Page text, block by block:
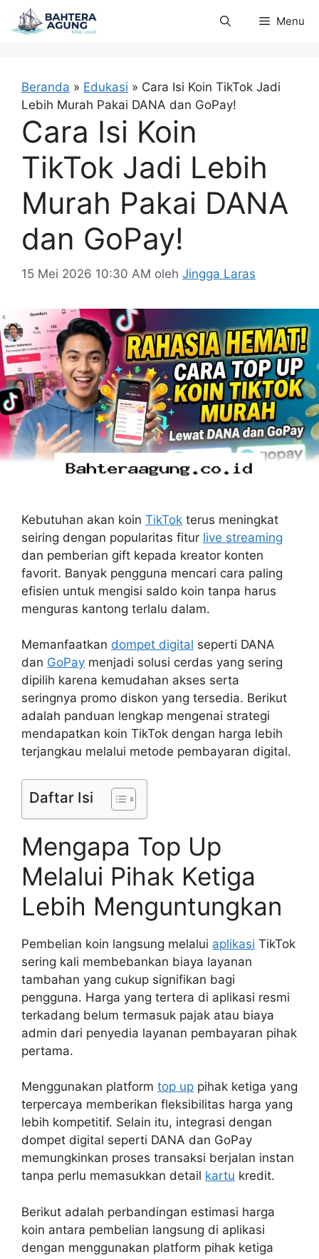
Langsung
ke
Menu
Beranda » Edukasi » Cara Isi Koin TikTok Jadi
Lebih Murah Pakai DANA dan GoPay!
Cara Isi Koin
TikTok Jadi Lebih
Murah Pakai DANA
dan GoPay!
15 Mei 2026 10:30 AM oleh Jingga Laras
Kebutuhan akan koin TikTok terus meningkat
seiring dengan popularitas fitur live streaming
dan pemberian gift kepada kreator konten
favorit. Banyak pengguna mencari cara paling
efisien untuk mengisi saldo koin tanpa harus
menguras kantong terlalu dalam.
Memanfaatkan dompet digital seperti DANA
dan GoPay menjadi solusi cerdas yang sering
dipilih karena kemudahan akses serta
seringnya promo diskon yang tersedia. Berikut
adalah panduan lengkap mengenai strategi
mendapatkan koin TikTok dengan harga lebih
terjangkau melalui metode pembayaran digital.
Daftar Isi
Mengapa Top Up
Melalui Pihak Ketiga
Lebih Menguntungkan
Pembelian koin langsung melalui aplikasi TikTok
sering kali membebankan biaya layanan
tambahan yang cukup signifikan bagi
pengguna. Harga yang tertera di aplikasi resmi
terkadang belum termasuk pajak atau biaya
admin dari penyedia layanan pembayaran pihak
pertama.
Menggunakan platform top up pihak ketiga yang
terpercaya memberikan fleksibilitas harga yang
lebih kompetitif. Selain itu, integrasi dengan
dompet digital seperti DANA dan GoPay
memungkinkan proses transaksi berjalan instan
tanpa perlu memasukkan detail kartu kredit.
Berikut adalah perbandingan estimasi harga
koin antara pembelian langsung di aplikasi
dengan menggunakan platform pihak ketiga